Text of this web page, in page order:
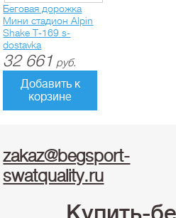
Беговая дорожка
Мини стадион Alpin
Shake T-169 s-
dostavka
32 661 руб.
Добавить к
корзине
zakaz@begsport-
swatquality.ru